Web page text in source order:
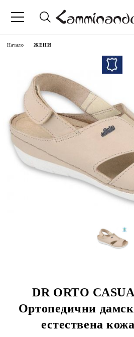
Начало ЖЕНИ
DR ORTO
Ортопедични
естествена